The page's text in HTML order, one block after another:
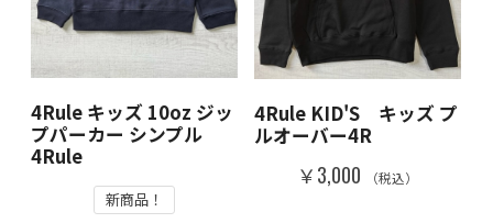
4Rule キッズ 10oz ジッ
プパーカー シンプル
4Rule
新商品！
4Rule KID'S キッズ プ
ルオーバー4R
￥3,000 （税込）